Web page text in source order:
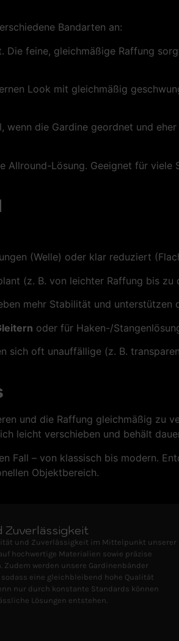
Bandarten an:
Die feine, gleichmäßige Raffung
Look mit gleichmäßig
wenn die Gardine geordnet und
Allround-Lösung. Geeignet für
(Welle) oder klar reduziert
(z. B. von leichter Raffung bis zu
mehr Stabilität und
oder für Haken-/
sich oft unauffällige (z. B.
und die Raffung gleichmäßig zu
leicht verschieben und behält
Fall – von klassisch bis modern.
Objektbereich.
Zuverlässigkeit
und Zuverlässigkeit im Mittelpunkt unserer
hochwertige Materialien sowie präzise
Zudem werden unsere Gardinenbänder
eine gleichbleibend hohe Qualität
nur durch konstante Standards können
Lösungen entstehen.